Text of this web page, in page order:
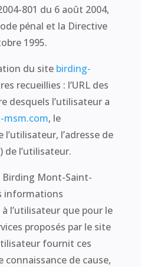
801 du 6 août 2004,
pénal et la Directive
1995.
du site birding-
recueillies : l’URL des
desquels l’utilisateur a
msm.com, le
l’utilisateur, l’adresse de
l’utilisateur.
Mont-Saint-
informations
l’utilisateur que pour le
proposés par le site
fournit ces
de cause,